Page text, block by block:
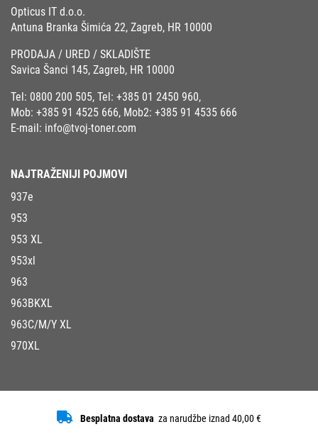
Opticus IT d.o.o.
Antuna Branka Šimića 22, Zagreb, HR 10000
PRODAJA / URED / SKLADIŠTE
Savica Šanci 145, Zagreb, HR 10000
Tel: 0800 200 505, Tel: +385 01 2450 960,
Mob: +385 91 4525 666, Mob2: +385 91 4535 666
E-mail: info@tvoj-toner.com
NAJTRAŽENIJI POJMOVI
937e
953
953 XL
953xl
963
963BKXL
963C/M/Y XL
970XL
Besplatna dostava za narudžbe iznad 40,00 €